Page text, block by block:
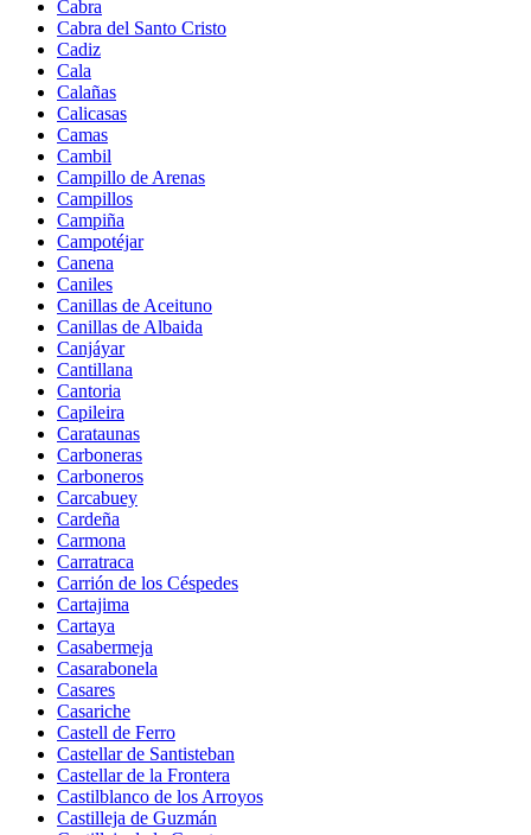
Cabra
Cabra del Santo Cristo
Cadiz
Cala
Calañas
Calicasas
Camas
Cambil
Campillo de Arenas
Campillos
Campiña
Campotéjar
Canena
Caniles
Canillas de Aceituno
Canillas de Albaida
Canjáyar
Cantillana
Cantoria
Capileira
Carataunas
Carboneras
Carboneros
Carcabuey
Cardeña
Carmona
Carratraca
Carrión de los Céspedes
Cartajima
Cartaya
Casabermeja
Casarabonela
Casares
Casariche
Castell de Ferro
Castellar de Santisteban
Castellar de la Frontera
Castilblanco de los Arroyos
Castilleja de Guzmán